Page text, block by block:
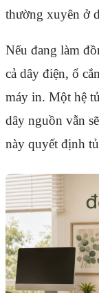
thường xuyên ở
Nếu đang làm
cả dây điện, ổ
máy in. Một hệ
dây nguồn vẫn
này quyết định